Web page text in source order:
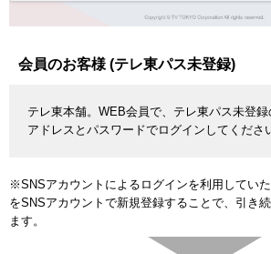
会員のお客様 (テレ東パス未登録)
テレ東本舗。WEB会員で、テレ東パス未登
アドレスとパスワードでログインしてくださ
※SNSアカウントによるログインを利用してい
をSNSアカウントで新規登録することで、引き
ます。